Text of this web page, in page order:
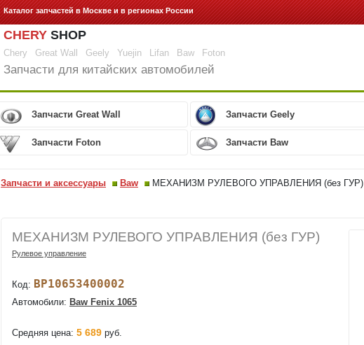
Каталог запчастейв Москве и в регионах России
CHERY SHOP
Chery Great Wall Geely Yuejin Lifan Baw Foton
Запчасти для китайских автомобилей
Запчасти Great Wall Запчасти Geely
Запчасти Foton Запчасти Baw
Запчасти и аксессуары Baw МЕХАНИЗМ РУЛЕВОГО УПРАВЛЕНИЯ (без ГУР)
МЕХАНИЗМ РУЛЕВОГО УПРАВЛЕНИЯ (без ГУР)
Рулевое управление
Код: BP10653400002
Автомобили: Baw Fenix 1065
Средняя цена: 5 689 руб.